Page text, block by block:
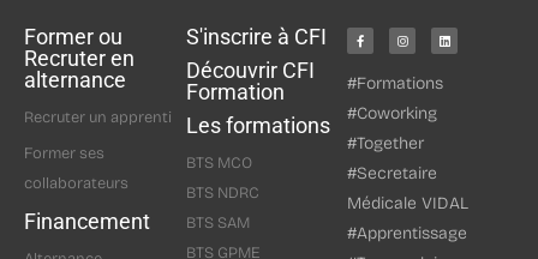
Former ou
Recruter en
alternance
Recruter un apprenti
Former ses
collaborateurs
Financement
S'inscrire à CFI
Découvrir CFI
Formation
Les formations
BTS MCO
BTS NDRC
BTS SAM
BTS GPME
#Formations
#Coworking
#Together
#Secretaire
Médicale VIDAL
#Apprentissage